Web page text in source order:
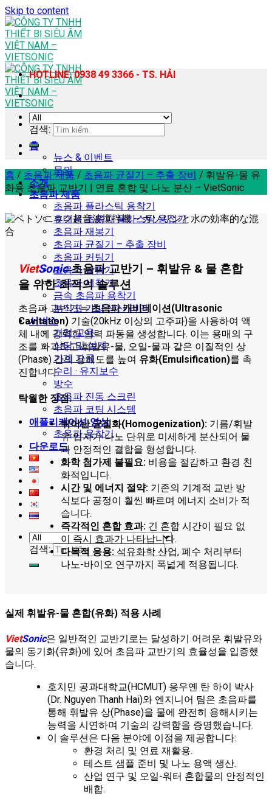
Skip to content
홈
뉴스 & 이벤트
문의
소개
초음파 제품
초음파 플라스틱 용착기
휴대용 초음파 플라스틱 용접기
초음파 재봉기
초음파 균질기 – 추출 장비
초음파 커팅기
초음파 납땜기
초음파 세척기
금속 초음파 용착기
부직포 가방 생산 라인
서비스
기업 교육
상담 및 설계
기계 가공
수리 · 유지보수
방수
초음파 진동 스크린
초음파 코팅 시스템
애플리케이션 영상
초음파 용착기
다운로드
검색:
HOTLINE: 0938 49 3366 - TS. HẢI
검색:
홈 / 초음파 제품 / 초음파 균질기 – 추출 장비 / 휘발유-물 유
화용 초음파 교반기 | 연료 혼합 및 나노 분산 – VietSonic
VietSonic초음파 교반기 – 휘발유 & 물 혼합
을 위한 최적의 솔루션
초음파 교반기는초음파 캐비테이션(Ultrasonic
Cavitation)기술(20kHz 이상의 고주파)을 사용하여 액
체 내에 강력한 압력 파동을 생성합니다. 이는 용매의 구
조를 파괴하고 휘발유-물, 오일-물과 같은 이질적인 상
(Phase) 간의 용해도를 높여 유화(Emulsification)를 촉
진합니다.
탁월한 장점:
뛰어난 균질화(Homogenization):기름/휘발
유 입자가 나노 단위로 미세하게 분산되어 물
과 안정적인 결합을 형성합니다.
화학 첨가제 불필요:비용을 절감하고 환경 친
화적입니다.
시간 및 에너지 절약:기존의 기계적 교반 방
식보다 공정이 훨씬 빠르며 에너지 소비가 적
습니다.
즉각적인 혼합 효과:긴 혼합 시간이 필요 없
이 즉시 효과가 나타납니다.
다목적 응용:석유화학 산업, 폐수 처리부터
나노-바이오 연구까지 폭넓게 적용됩니다.
실제 휘발유-물 혼합(유화) 적용 사례
VietSonic은 일반적인 교반기로는 달성하기 어려운 휘발유와
물의 동기화(유화)에 있어 초음파 교반기의 효율성을 입증했
습니다.
호치민 공과대학교(HCMUT) 응우옌 탄 하이 박사
(Dr. Nguyen Thanh Hai)와 엔지니어 팀은 초음파를
통해 휘발유 상(Phase)을 물에 완전히 용해시키는
능력을 시연하며 기술의 강력함을 증명했습니다.
이 솔루션은 다음 분야에 이점을 제공합니다:
환경 처리 및 연료 재활용.
테스트 샘플 준비 및 나노 용액 생산.
산업 연구 및 오일-워터 혼합물의 안정적인
배합.